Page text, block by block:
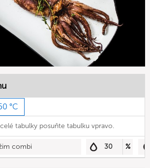
°C
tabulky posuňte tabulku vpravo.
combi 30 %